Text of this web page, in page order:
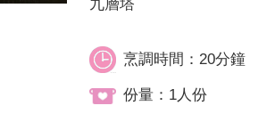
九層塔
烹調時間：20分鐘
份量：1人份